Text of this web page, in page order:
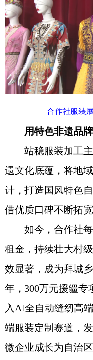
合作社服装
用特色非遗品牌
站稳服装加工主
遗文化底蕴，将地
计，打造国风特色
借优质口碑不断拓
如今，合作社每
租金，持续壮大村
效显著，成为拜城
年，300万元援疆专
入AI全自动缝纫高
端服装定制赛道，
微企业成长为自治